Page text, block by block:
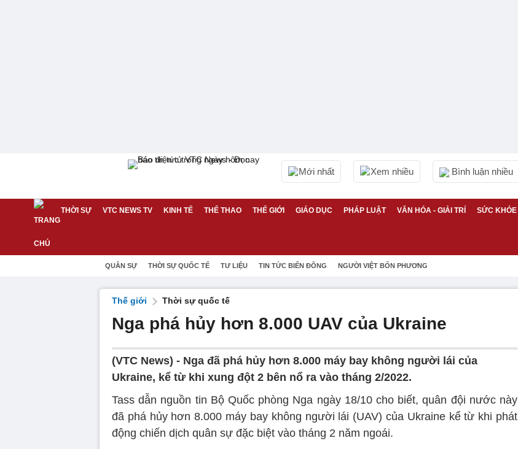
Mới nhất Xem nhiều Bình luận nhiều
THỜI SỰ VTC NEWS TV KINH TẾ THỂ THAO THẾ GIỚI GIÁO DỤC PHÁP LUẬT VĂN HÓA - GIẢI TRÍ SỨC KHỎE
QUÂN SỰ THỜI SỰ QUỐC TẾ TƯ LIỆU TIN TỨC BIỂN ĐÔNG NGƯỜI VIỆT BỐN PHƯƠNG
Thế giới Thời sự quốc tế
Nga phá hủy hơn 8.000 UAV của Ukraine
(VTC News) - Nga đã phá hủy hơn 8.000 máy bay không người lái của
Ukraine, kể từ khi xung đột 2 bên nổ ra vào tháng 2/2022.
Tass dẫn nguồn tin Bộ Quốc phòng Nga ngày 18/10 cho biết, quân đội nước này
đã phá hủy hơn 8.000 máy bay không người lái (UAV) của Ukraine kể từ khi phát
động chiến dịch quân sự đặc biệt vào tháng 2 năm ngoái.